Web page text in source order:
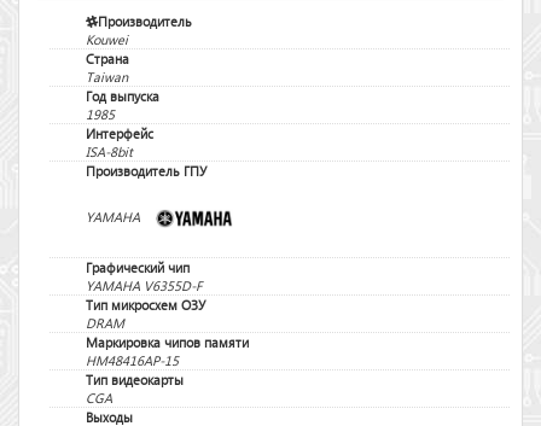
Производитель
Kouwei
Страна
Taiwan
Год выпуска
1985
Интерфейс
ISA-8bit
Производитель ГПУ
YAMAHA
Графический чип
YAMAHA V6355D-F
Тип микросхем ОЗУ
DRAM
Маркировка чипов памяти
HM48416AP-15
Тип видеокарты
CGA
Выходы